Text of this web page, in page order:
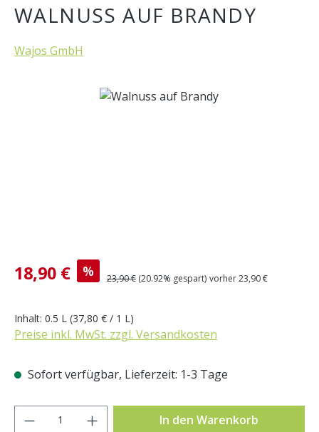
WALNUSS AUF BRANDY
Wajos GmbH
Bildergalerie überspringen
Verkaufspreis:
18,90 € % Regulärer Preis:
23,90 € (20.92% gespart) vorher 23,90 €
Inhalt: 0.5 L (37,80 € / 1 L)
Preise inkl. MwSt. zzgl. Versandkosten
Sofort verfügbar, Lieferzeit: 1-3 Tage
Produkt Anzahl: Gib den gewünschten
In den Warenkorb